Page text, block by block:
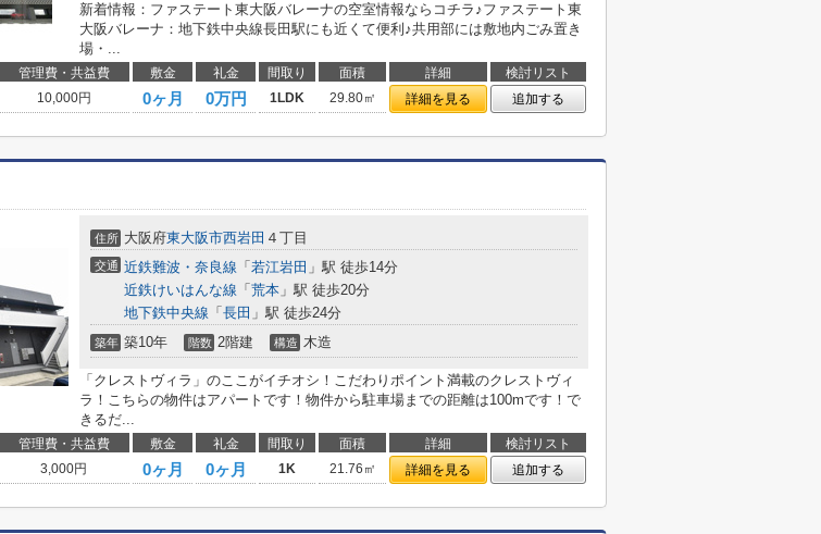
新着情報：ファステート東大阪バレーナの空室情報ならコチラ♪ファステート東
大阪バレーナ：地下鉄中央線長田駅にも近くて便利♪共用部には敷地内ごみ置き
場・...
管理費・共益費 敷金 礼金 間取り 面積 詳細
検討リスト
10,000円 0ヶ月 0万円 1LDK 29.80㎡ 詳細を見る 追加する
住所 大阪府東大阪市西岩田 ４丁目
交通 近鉄難波・奈良線 「 若江岩田 」駅 徒歩14分
近鉄けいはんな線 「 荒本 」駅 徒歩20分
地下鉄中央線 「 長田 」駅 徒歩24分
築年 築10年 階数 2階建 構造 木造
「クレストヴィラ」のここがイチオシ！こだわりポイント満載のクレストヴィ
ラ！こちらの物件はアパートです！物件から駐車場までの距離は100mです！で
きるだ...
管理費・共益費 敷金 礼金 間取り 面積 詳細
検討リスト
3,000円 0ヶ月 0ヶ月 1K 21.76㎡ 詳細を見る 追加する